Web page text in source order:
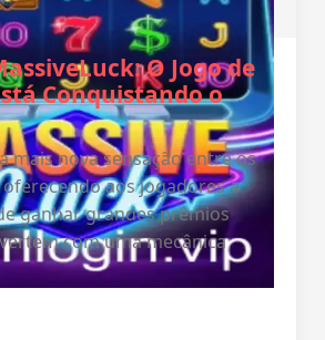
O Jogo de
Conquistando o
mais nova sensação entre os
aos jogadores a
ganhar grandes prêmios
com uma mecânica